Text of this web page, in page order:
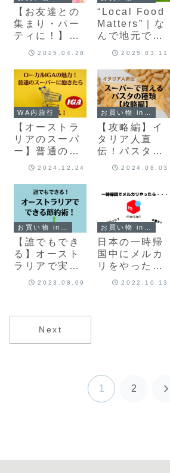
【お友達との
集まり・パー
ティに！】オ
ススメ手土産
ーストラリア
2025.04.28
“Local Food
Matters”｜な
んで地元でと
れた食品がい
消・身土不二
2025.03.11
WA内旅行
【オーストラ
リアのスーパ
ー】普通のス
ーパーに飽き
ルIGAを狙
え！
2024.12.24
【攻略編】イ
タリア人直
伝！パスタの
種類まとめて
スタ
2024.08.03
お買い物 in australia
【誰でもでき
る】オースト
ラリアで実践
したい節約方
2023.08.09
お買い物 in australia
日本の一時帰
国中にメルカ
リをやったら
面白いことに
2022.10.13
Next
1 2
次